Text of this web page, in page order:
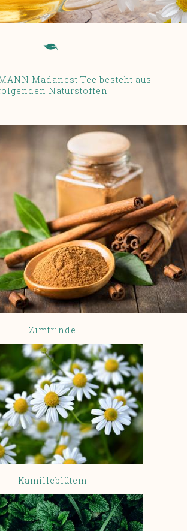
Madanest Tee besteht aus
Naturstoffen
Zimtrinde
Kamilleblütem